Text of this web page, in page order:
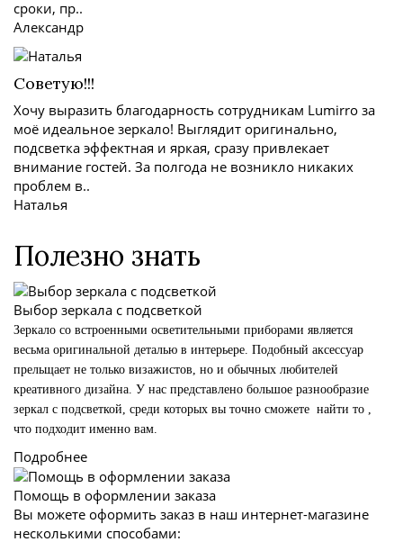
сроки, пр..
Александр
Советую!!!
Хочу выразить благодарность сотрудникам Lumirro за
моё идеальное зеркало! Выглядит оригинально,
подсветка эффектная и яркая, сразу привлекает
внимание гостей. За полгода не возникло никаких
проблем в..
Наталья
Полезно знать
Выбор зеркала с подсветкой
Зеркало со встроенными осветительными приборами является
весьма оригинальной деталью в интерьере. Подобный аксессуар
прельщает не только визажистов, но и обычных любителей
креативного дизайна. У нас представлено большое разнообразие
зеркал с подсветкой, среди которых вы точно сможете найти то ,
что подходит именно вам.
Подробнее
Помощь в оформлении заказа
Вы можете оформить заказ в наш интернет-магазине
несколькими способами: